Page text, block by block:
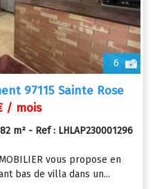
6
97115 Sainte Rose
/ mois
m² - Ref : LHLAP230001296
vous propose en
bas de villa dans un...